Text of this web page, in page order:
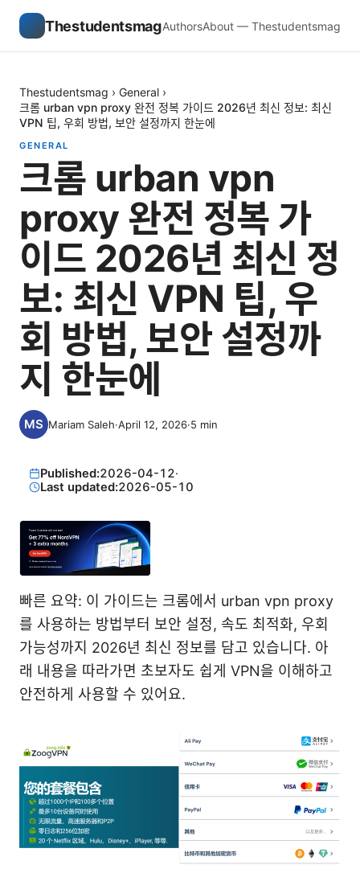
ThestudentsmagAuthorsAbout — Thestudentsmag
Thestudentsmag › General ›
크롬 urban vpn proxy 완전 정복 가이드 2026년 최신 정보: 최신
VPN 팁, 우회 방법, 보안 설정까지 한눈에
GENERAL
크롬 urban vpn
proxy 완전 정복 가
이드 2026년 최신 정
보: 최신 VPN 팁, 우
회 방법, 보안 설정까
지 한눈에
Mariam Saleh·April 12, 2026·5 min
Published:2026-04-12·
Last updated:2026-05-10
빠른 요약: 이 가이드는 크롬에서 urban vpn proxy
를 사용하는 방법부터 보안 설정, 속도 최적화, 우회
가능성까지 2026년 최신 정보를 담고 있습니다. 아
래 내용을 따라가면 초보자도 쉽게 VPN을 이해하고
안전하게 사용할 수 있어요.